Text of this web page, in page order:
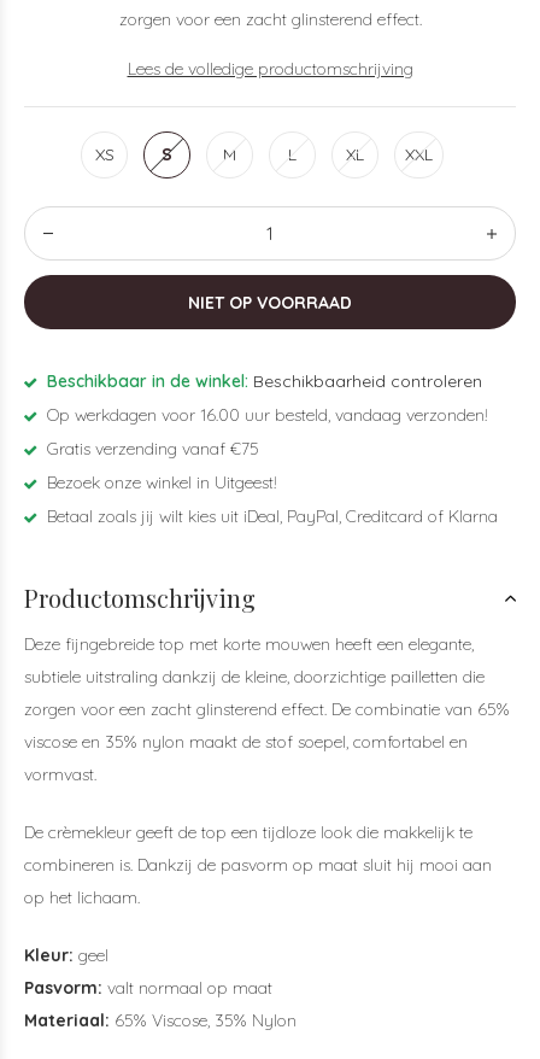
zorgen voor een zacht glinsterend effect.
Lees de volledige productomschrijving
XS S M L XL XXL
NIET OP VOORRAAD
Beschikbaar in de winkel: Beschikbaarheid controleren
Op werkdagen voor 16.00 uur besteld, vandaag verzonden!
Gratis verzending vanaf €75
Bezoek onze winkel in Uitgeest!
Betaal zoals jij wilt kies uit iDeal, PayPal, Creditcard of Klarna
Productomschrijving
Deze fijngebreide top met korte mouwen heeft een elegante,
subtiele uitstraling dankzij de kleine, doorzichtige pailletten die
zorgen voor een zacht glinsterend effect. De combinatie van 65%
viscose en 35% nylon maakt de stof soepel, comfortabel en
vormvast.
De crèmekleur geeft de top een tijdloze look die makkelijk te
combineren is. Dankzij de pasvorm op maat sluit hij mooi aan
op het lichaam.
Kleur: geel
Pasvorm: valt normaal op maat
Materiaal: 65% Viscose, 35% Nylon